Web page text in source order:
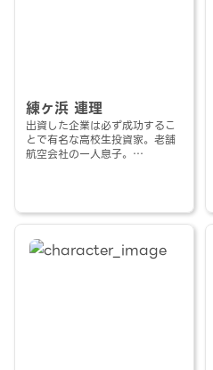
練ヶ浜 連理
出資した企業は必ず成功するこ
とで有名な高校生投資家。老舗
航空会社の一人息子。
何かとすぐ金を出そうとする。
守銭奴ではない。